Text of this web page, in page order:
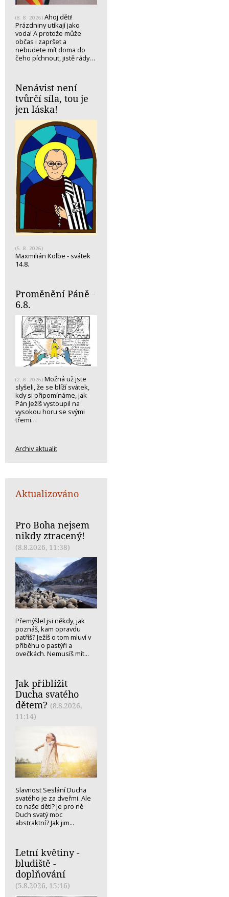
(8. 8. 2026) Ahoj děti!
Prázdniny utíkají jako
voda! A protože může
občas i zapršet a
nebudete mít doma do
čeho píchnout, jistě rády…
Nenávist není
tvůrčí síla, tou je
jen láska!
(5. 8. 2026)
Maxmilián Kolbe - svátek
14.8.
Proměnění Páně -
6.8.
(2. 8. 2026) Možná už jste
slyšeli, že se blíží svátek,
kdy si připomínáme, jak
Pán Ježíš vystoupil na
vysokou horu se svými
třemi…
Archiv aktualit
Aktualizováno
Pro Boha nejsem
nikdy ztracený!
(8.8.2026, 11:38)
Přemýšlel jsi někdy, jak
poznáš, kam opravdu
patříš? Ježíš o tom mluví v
příběhu o pastýři a
ovečkách. Nemusíš mít...
Jak přiblížit
Ducha svatého
dětem? (8.8.2026,
11:14)
Slavnost Seslání Ducha
svatého je za dveřmi. Ale
co naše děti? Je pro ně
Duch svatý moc
abstraktní? Jak jim...
Letní květiny -
bludiště -
doplňování
(5.8.2026, 15:16)